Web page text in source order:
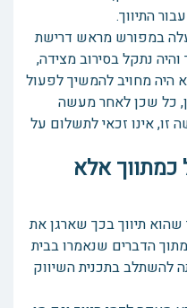
התיווך.
במפורש מראש דרישת
נתקל בסירוב מצידה,
היה מחויב להמשיך לפעול
כל שכן לאחר מעשה
אינו זכאי לתשלום על
אלא
תיווך בכך שארגן את
הדברים שנאמרו בבית
להשתלב בתכנית השיווק